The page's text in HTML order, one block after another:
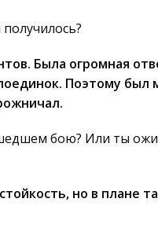
Была огромная
Поэтому был
бою? Или ты
но в плане